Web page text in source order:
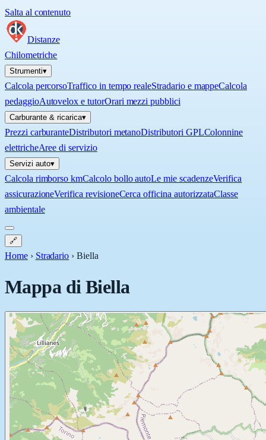
Salta al contenuto
Distanze
Chilometriche
Strumenti▾
Calcola percorsoTraffico in tempo realeStradario e mappeCalcola
pedaggioAutovelox e tutorOrari mezzi pubblici
Carburante & ricarica▾
Prezzi carburanteDistributori metanoDistributori GPLColonnine
elettricheAree di servizio
Servizi auto▾
Calcola rimborso kmCalcolo bollo autoLe mie scadenzeVerifica
assicurazioneVerifica revisioneCerca officina autorizzataClasse
ambientale
🔗
Home › Stradario ›Biella
Mappa diBiella